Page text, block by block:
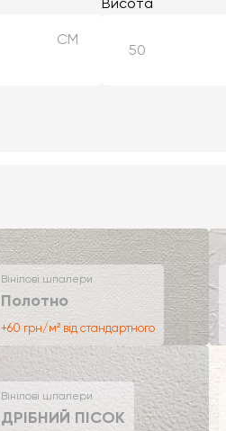
СМ
Вінілові шпалери
Полотно
+60 грн/м² від стандартного
Вінілові шпалери
ДРІБНИЙ ПІСОК